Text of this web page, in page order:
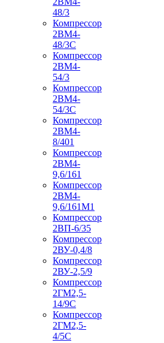
48/3
Компрессор
2ВМ4-
48/3С
Компрессор
2ВМ4-
54/3
Компрессор
2ВМ4-
54/3С
Компрессор
2ВМ4-
8/401
Компрессор
2ВМ4-
9,6/161
Компрессор
2ВМ4-
9,6/161М1
Компрессор
2ВП-6/35
Компрессор
2ВУ-0,4/8
Компрессор
2ВУ-2,5/9
Компрессор
2ГМ2,5-
14/9С
Компрессор
2ГМ2,5-
4/5С